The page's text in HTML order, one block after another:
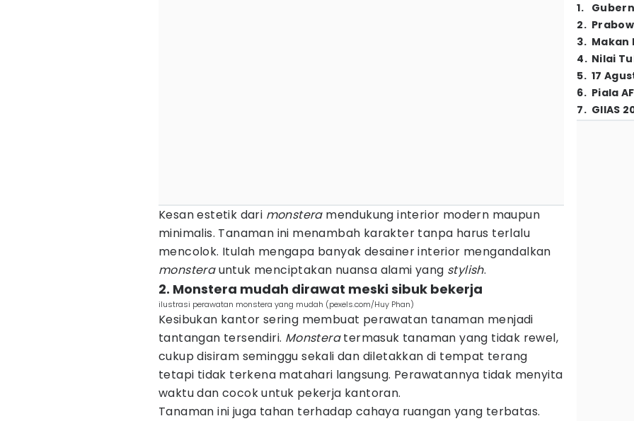
Kesan estetik dari monsteramendukung interior modern maupun
minimalis. Tanaman ini menambah karakter tanpa harus terlalu
mencolok. Itulah mengapa banyak desainer interior mengandalkan
monsterauntuk menciptakan nuansa alami yang stylish.
2. Monstera mudah dirawat meski sibuk bekerja
ilustrasi perawatan monstera yang mudah (pexels.com/Huy Phan)
Kesibukan kantor sering membuat perawatan tanaman menjadi
tantangan tersendiri. Monsteratermasuk tanaman yang tidak rewel,
cukup disiram seminggu sekali dan diletakkan di tempat terang
tetapi tidak terkena matahari langsung. Perawatannya tidak menyita
waktu dan cocok untuk pekerja kantoran.
Tanaman ini juga tahan terhadap cahaya ruangan yang terbatas.
1.
2.
3. Makan
4. Nilai
5. 17
6. Piala
7. GIIAS